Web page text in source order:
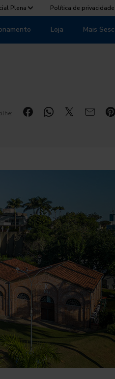
Plena Política de privacidade
Loja Mais Sesc